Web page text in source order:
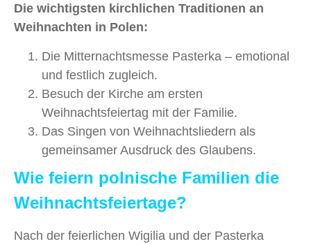
Die wichtigsten kirchlichen Traditionen an
Weihnachten in Polen:
Die Mitternachtsmesse Pasterka – emotional
und festlich zugleich.
Besuch der Kirche am ersten
Weihnachtsfeiertag mit der Familie.
Das Singen von Weihnachtsliedern als
gemeinsamer Ausdruck des Glaubens.
Wie feiern polnische Familien die
Weihnachtsfeiertage?
Nach der feierlichen Wigilia und der Pasterka